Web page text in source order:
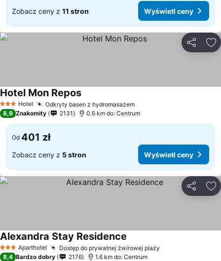
Zobacz ceny z 11 stron Wyświetl ceny
3 Kategoria
Hotel Odkryty basen z hydromasażemWyświetl ceny
Hotel Mon ReposWyświetl ceny
8,9 Znakomity 2131 0.6 km do: Centrum
Od 401 zł
Zobacz ceny z 5 stron Wyświetl ceny
3 KategoriaAparthotel Dostęp do prywatnej żwirowej plaży
Alexandra Stay Residence
8,4 Bardzo dobry 2176 1.6 km do: Centrum